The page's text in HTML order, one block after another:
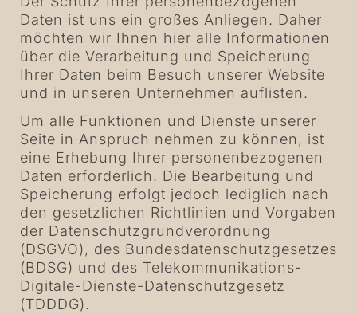
Daten ist uns ein großes Anliegen. Daher
möchten wir Ihnen hier alle Informationen
über die Verarbeitung und Speicherung
Ihrer Daten beim Besuch unserer Website
und in unseren Unternehmen auflisten.
Um alle Funktionen und Dienste unserer
Seite in Anspruch nehmen zu können, ist
eine Erhebung Ihrer personenbezogenen
Daten erforderlich. Die Bearbeitung und
Speicherung erfolgt jedoch lediglich nach
den gesetzlichen Richtlinien und Vorgaben
der Datenschutzgrundverordnung
(DSGVO), des Bundesdatenschutzgesetzes
(BDSG) und des Telekommunikations-
Digitale-Dienste-Datenschutzgesetz
(TDDDG).